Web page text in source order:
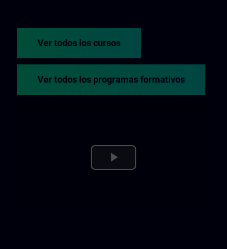
Ver todos los cursos
Ver todos los programas formativos
Play